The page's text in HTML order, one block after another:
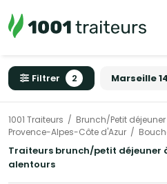
Filtrer 2 Marseille
1001 Traiteurs Brunch/Petit déjeuner
Provence-Alpes-Côte d'Azur
Traiteurs brunch/petit déjeuner
alentours